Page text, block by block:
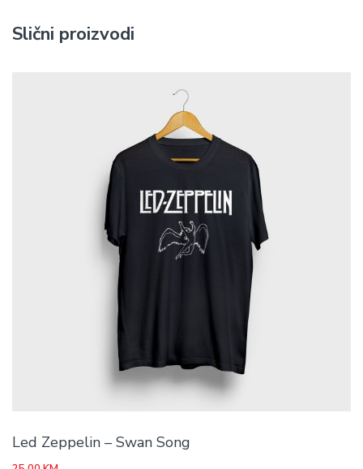
Slični proizvodi
Led Zeppelin – Swan Song